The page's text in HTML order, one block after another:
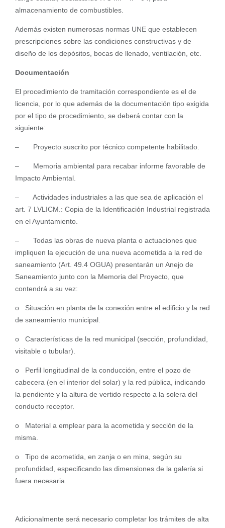
almacenamiento de combustibles.
Además existen numerosas normas UNE que establecen
prescripciones sobre las condiciones constructivas y de
diseño de los depósitos, bocas de llenado, ventilación, etc.
Documentación
El procedimiento de tramitación correspondiente es el de
licencia, por lo que además de la documentación tipo exigida
por el tipo de procedimiento, se deberá contar con la
siguiente:
– Proyecto suscrito por técnico competente habilitado.
– Memoria ambiental para recabar informe favorable de
Impacto Ambiental.
– Actividades industriales a las que sea de aplicación el
art. 7 LVLICM.: Copia de la Identificación Industrial registrada
en el Ayuntamiento.
– Todas las obras de nueva planta o actuaciones que
impliquen la ejecución de una nueva acometida a la red de
saneamiento (Art. 49.4 OGUA) presentarán un Anejo de
Saneamiento junto con la Memoria del Proyecto, que
contendrá a su vez:
o Situación en planta de la conexión entre el edificio y la red
de saneamiento municipal.
o Características de la red municipal (sección, profundidad,
visitable o tubular).
o Perfil longitudinal de la conducción, entre el pozo de
cabecera (en el interior del solar) y la red pública, indicando
la pendiente y la altura de vertido respecto a la solera del
conducto receptor.
o Material a emplear para la acometida y sección de la
misma.
o Tipo de acometida, en zanja o en mina, según su
profundidad, especificando las dimensiones de la galería si
fuera necesaria.
Adicionalmente será necesario completar los trámites de alta